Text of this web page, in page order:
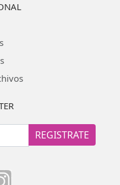
REGISTRATE